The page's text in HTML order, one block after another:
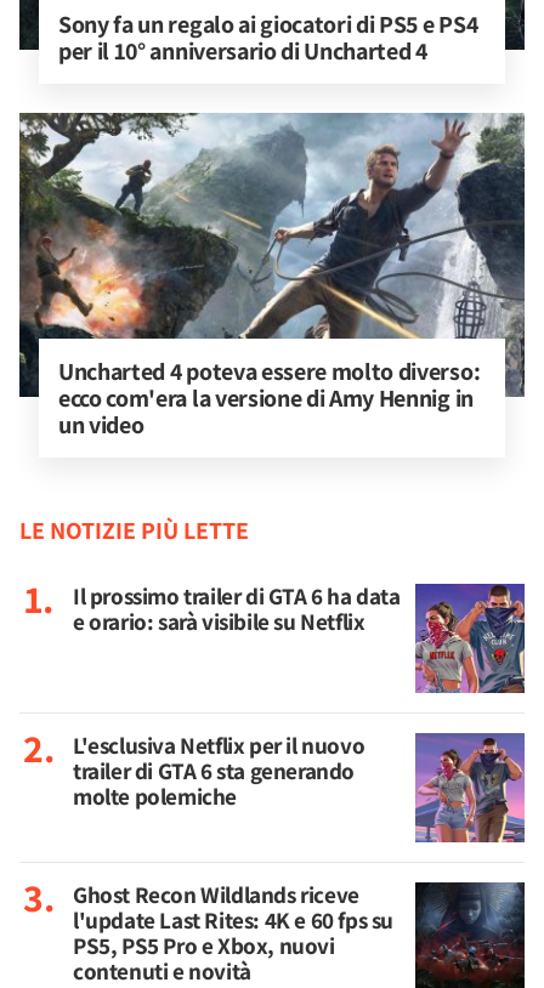
Sony fa un regalo ai giocatori di PS5 e PS4
per il 10° anniversario di Uncharted 4
Uncharted 4 poteva essere molto diverso:
ecco com'era la versione di Amy Hennig in
un video
LE NOTIZIE PIÙ LETTE
Il prossimo trailer di GTA 6 ha data
e orario: sarà visibile su Netflix
L'esclusiva Netflix per il nuovo
trailer di GTA 6 sta generando
molte polemiche
Ghost Recon Wildlands riceve
l'update Last Rites: 4K e 60 fps su
PS5, PS5 Pro e Xbox, nuovi
contenuti e novità